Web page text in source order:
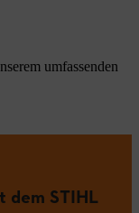
umfassenden
dem STIHL